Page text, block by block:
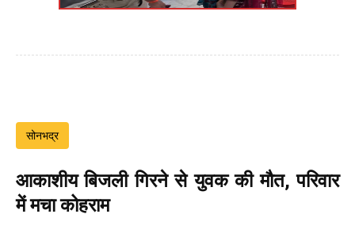
सोनभद्र
आकाशीय बिजली गिरने से युवक की मौत, परिवार
में मचा कोहराम